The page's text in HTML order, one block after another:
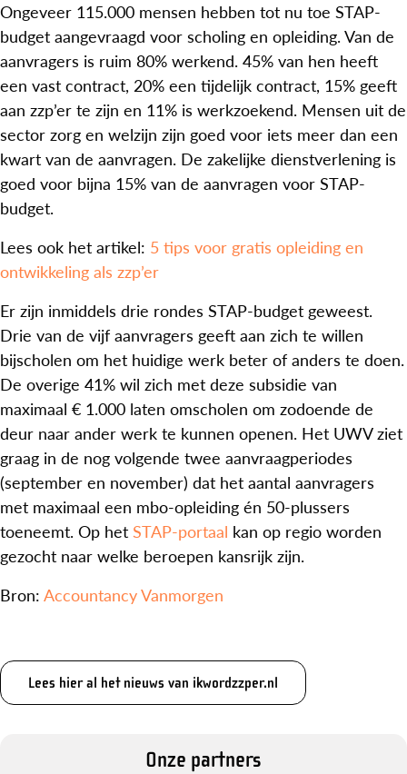
Ongeveer 115.000 mensen hebben tot nu toe STAP-
budget aangevraagd voor scholing en opleiding. Van de
aanvragers is ruim 80% werkend. 45% van hen heeft
een vast contract, 20% een tijdelijk contract, 15% geeft
aan zzp’er te zijn en 11% is werkzoekend. Mensen uit de
sector zorg en welzijn zijn goed voor iets meer dan een
kwart van de aanvragen. De zakelijke dienstverlening is
goed voor bijna 15% van de aanvragen voor STAP-
budget.
Lees ook het artikel: 5 tips voor gratis opleiding en
ontwikkeling als zzp’er
Er zijn inmiddels drie rondes STAP-budget geweest.
Drie van de vijf aanvragers geeft aan zich te willen
bijscholen om het huidige werk beter of anders te doen.
De overige 41% wil zich met deze subsidie van
maximaal € 1.000 laten omscholen om zodoende de
deur naar ander werk te kunnen openen. Het UWV ziet
graag in de nog volgende twee aanvraagperiodes
(september en november) dat het aantal aanvragers
met maximaal een mbo-opleiding én 50-plussers
toeneemt. Op het STAP-portaal kan op regio worden
gezocht naar welke beroepen kansrijk zijn.
Bron: Accountancy Vanmorgen
Lees hier al het nieuws van ikwordzzper.nl
Onze partners